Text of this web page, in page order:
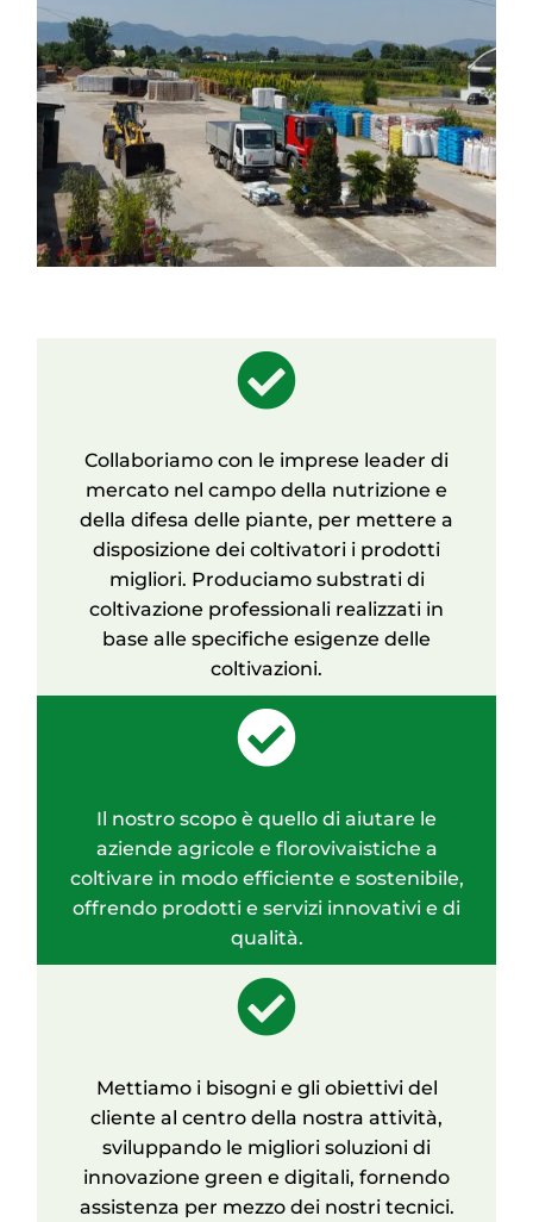
Collaboriamo con le imprese leader di
mercato nel campo della nutrizione e
della difesa delle piante, per mettere a
disposizione dei coltivatori i prodotti
migliori. Produciamo substrati di
coltivazione professionali realizzati in
base alle specifiche esigenze delle
coltivazioni.
Il nostro scopo è quello di aiutare le
aziende agricole e florovivaistiche a
coltivare in modo efficiente e sostenibile,
offrendo prodotti e servizi innovativi e di
qualità.
Mettiamo i bisogni e gli obiettivi del
cliente al centro della nostra attività,
sviluppando le migliori soluzioni di
innovazione green e digitali, fornendo
assistenza per mezzo dei nostri tecnici.